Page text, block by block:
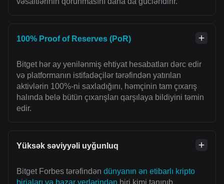
100% Proof of Reserves (PoR)
Bitget hər ay yenilənmiş ehtiyat hesabatları dərc edir
və platformanın istifadəçilər tərəfindən yatırılan
aktivlərin 100%-ni saxladığını, həmçinin tam çıxarış
halında belə bütün çıxarışları qarşılaya bildiyini təmin
edir.
Yüksək səviyyəli uyğunluq
Bitget Forbes tərəfindən dünyanın ən etibarlı kripto
birjaları və bazar yerlərindən biri kimi tanınıb.